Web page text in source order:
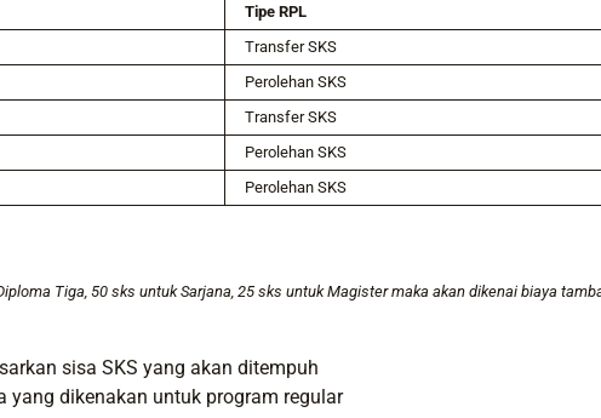
Tipe RPL
Transfer SKS
Perolehan SKS
Transfer SKS
Perolehan SKS
Perolehan SKS
Tiga, 50 sks untuk Sarjana, 25 sks untuk Magister maka akan dikenai biaya
sisa SKS yang akan ditempuh
yang dikenakan untuk program regular